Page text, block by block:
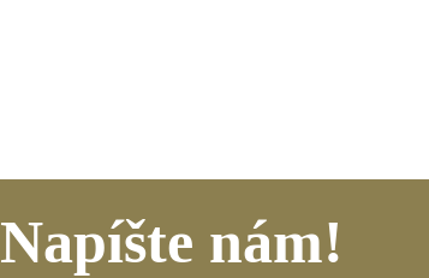
Napíšte nám!